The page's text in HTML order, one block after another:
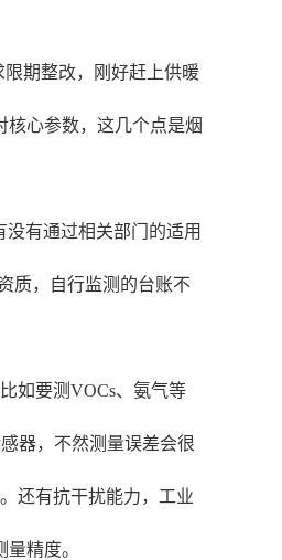
期整改，刚好赶上供暖
心参数，这几个点是烟
有通过相关部门的适用
质，自行监测的台账不
如要测VOCs、氨气等
器，不然测量误差会很
还有抗干扰能力，工业
精度。